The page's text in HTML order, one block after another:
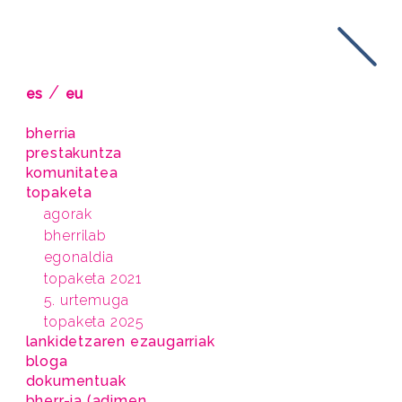
es / eu
bherria
prestakuntza
komunitatea
topaketa
agorak
bherrilab
egonaldia
topaketa 2021
5. urtemuga
topaketa 2025
lankidetzaren ezaugarriak
bloga
dokumentuak